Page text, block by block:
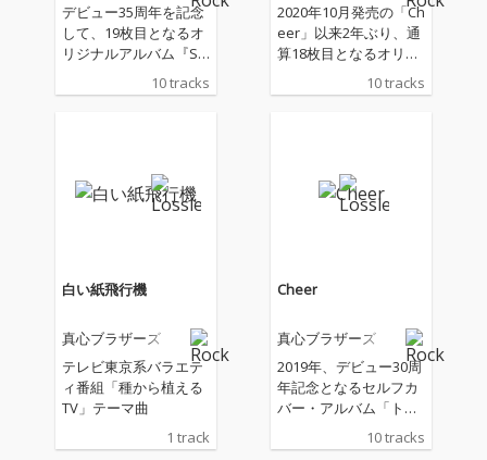
デビュー35周年を記念
して、19枚目となるオ
リジナルアルバム『SQ
UEEZE and RELEASE』
を発売!2022年発売『T
10 tracks
2020年10月発売の「Ch
eer」以来2年ぶり、通
算18枚目となるオリジ
ナル・アルバムは、現
在テレビ東京にて放送
い紙飛行機」を含む全
10曲入り。 「TODAY」
＞が詰め込まれたアル
バムとなる。
10 tracks
白い紙飛行機
真心ブラザーズ
テレビ東京系バラエテ
ィ番組「種から植える
TV」テーマ曲
1 track
Cheer
真心ブラザーズ
2019年、デビュー30周
年記念となるセルフカ
バー・アルバム「トラ
ンタン」を発表した真
心ブラザーズが、ひと
10 tracks